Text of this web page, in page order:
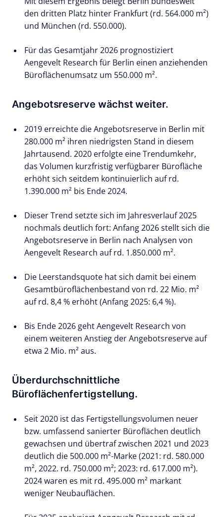
den dritten Platz hinter Frankfurt (rd. 564.000 m²)
und München (rd. 550.000).
Für das Gesamtjahr 2026 prognostiziert
Aengevelt Research für Berlin einen anziehenden
Büroflächenumsatz um 550.000 m².
Angebotsreserve wächst weiter.
2019 erreichte die Angebotsreserve in Berlin mit
280.000 m² ihren niedrigsten Stand in diesem
Jahrtausend. 2020 erfolgte eine Trendumkehr,
das Volumen kurzfristig verfügbarer Bürofläche
erhöht sich seitdem kontinuierlich auf rd.
1.390.000 m² bis Ende 2024.
Dieser Trend setzte sich im Jahresverlauf 2025
nochmals deutlich fort: Anfang 2026 stellt sich die
Angebotsreserve in Berlin nach Analysen von
Aengevelt Research auf rd. 1.850.000 m².
Die Leerstandsquote hat sich damit bei einem
Gesamtbüroflächenbestand von rd. 22 Mio. m²
auf rd. 8,4 % erhöht (Anfang 2025: 6,4 %).
Bis Ende 2026 geht Aengevelt Research von
einem weiteren Anstieg der Angebotsreserve auf
etwa 2 Mio. m² aus.
Überdurchschnittliche
Büroflächenfertigstellung.
Seit 2020 ist das Fertigstellungsvolumen neuer
bzw. umfassend sanierter Büroflächen deutlich
gewachsen und übertraf zwischen 2021 und 2023
deutlich die 500.000 m²-Marke (2021: rd. 580.000
m², 2022. rd. 750.000 m²; 2023: rd. 617.000 m²).
2024 waren es mit rd. 495.000 m² markant
weniger Neubauflächen.